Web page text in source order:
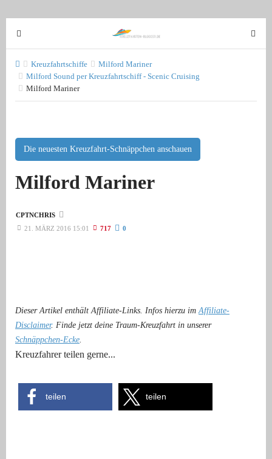
T
o
g
g
i
g
T
o
Kreuzfahrtschiffe
Milford Mariner
Milford Sound per Kreuzfahrtschiff - Scenic Cruising
Milford Mariner
Die neuesten Kreuzfahrt-Schnäppchen anschauen
Milford Mariner
CPTNCHRIS
21. MÄRZ 2016 15:01
717 0
Dieser Artikel enthält Affiliate-Links. Infos hierzu imAffiliate-
Disclaimer. Finde jetzt deine Traum-Kreuzfahrt in unserer
Schnäppchen-Ecke.
Kreuzfahrer teilen gerne...
teilen teilen